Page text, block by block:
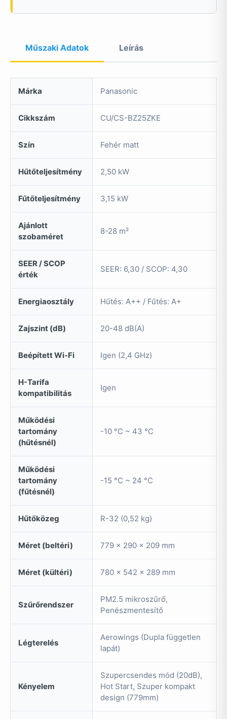
Műszaki Adatok Leírás
Márka Panasonic
Cikkszám CU/CS-BZ25ZKE
Szín Fehér matt
Hűtőteljesítmény 2,50 kW
Fűtőteljesítmény 3,15 kW
Ajánlott
szobaméret
8-28 m²
SEER / SCOP
érték
SEER: 6,30 / SCOP: 4,30
Energiaosztály Hűtés: A++ / Fűtés: A+
Zajszint (dB) 20-48 dB(A)
Beépített Wi-Fi Igen (2,4 GHz)
H-Tarifa
kompatibilitás
Igen
Működési
tartomány
(hűtésnél)
-10 °C ~ 43 °C
Működési
tartomány
(fűtésnél)
-15 °C ~ 24 °C
Hűtőközeg R-32 (0,52 kg)
Méret (beltéri) 779 x 290 x 209 mm
Méret (kültéri) 780 x 542 x 289 mm
Szűrőrendszer
PM2.5 mikroszűrő,
Penészmentesítő
Légterelés
Aerowings (Dupla független
lapát)
Kényelem
Szupercsendes mód (20dB),
Hot Start, Szuper kompakt
design (779mm)